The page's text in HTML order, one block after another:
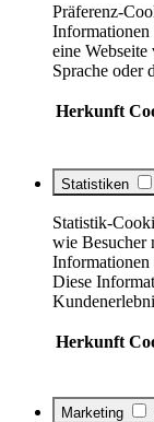
Präferenz-
Informationen
eine
Sprache oder
Herkunft
Statistiken
Statistik-
wie Besucher
Informationen
Diese
Herkunft
Marketing